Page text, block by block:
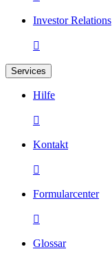
Investor Relations

Services
Hilfe

Kontakt

Formularcenter

Glossar